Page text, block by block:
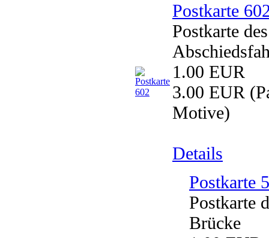
Postkarte
Postkarte
1.00 EUR
3.00 EUR
Motive)
Details
Postkarte
Postkarte
Brücke